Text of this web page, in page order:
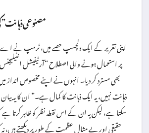
“مصنوعی ذہانت”
اپنی تقریر کے ایک دلچسپ حصے میں، ٹرمپ نے
پر استعمال ہونے والی اصطلاح “آرٹیفیشل
بھی مسترد کر دیا۔ انہوں نے اپنے مخصوص انداز
ذہانت نہیں، یہ ایک ذہانت کا کمال ہے۔” ان کا یہ
سکتا ہے، لیکن یہ ان کے اس نقطہ نظر کو ظاہر کرتا ہے کہ
حقیقی اور بے مثال عظمت کے طور پر دیکھتے ہیں،